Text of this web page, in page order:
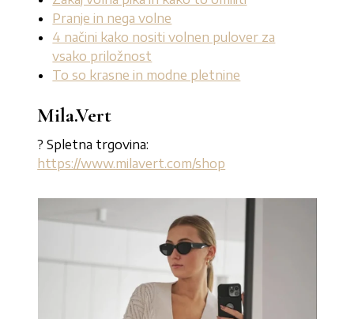
Pranje in nega volne
4 načini kako nositi volnen pulover za
vsako priložnost
To so krasne in modne pletnine
Mila.Vert
? Spletna trgovina:
https://www.milavert.com/shop